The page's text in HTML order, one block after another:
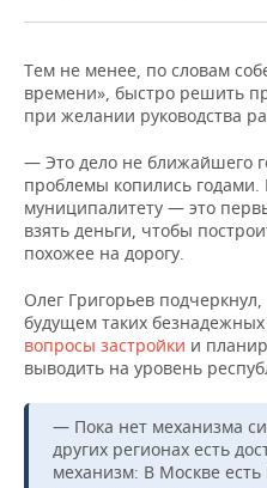
Тем не менее, по словам
времени», быстро решить
при желании руководства
— Это дело не ближайшего
проблемы копились
муниципалитету — это
взять деньги, чтобы
похожее на дорогу.
Олег Григорьев
будущем таких
вопросы застройки и
выводить на уровень
— Пока нет механизма
других регионах есть
механизм: В Москве есть